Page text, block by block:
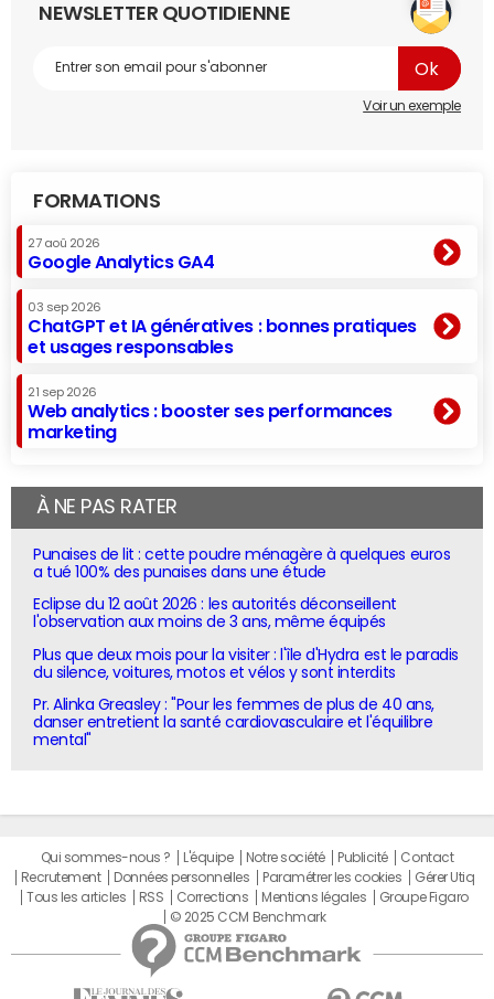
NEWSLETTER QUOTIDIENNE
Voir un exemple
FORMATIONS
27 aoû 2026
Google Analytics GA4
03 sep 2026
ChatGPT et IA génératives : bonnes pratiques
et usages responsables
21 sep 2026
Web analytics : booster ses performances
marketing
À NE PAS RATER
Punaises de lit : cette poudre ménagère à quelques euros
a tué 100% des punaises dans une étude
Eclipse du 12 août 2026 : les autorités déconseillent
l'observation aux moins de 3 ans, même équipés
Plus que deux mois pour la visiter : l'île d'Hydra est le paradis
du silence, voitures, motos et vélos y sont interdits
Pr. Alinka Greasley : "Pour les femmes de plus de 40 ans,
danser entretient la santé cardiovasculaire et l'équilibre
mental"
Qui sommes-nous ? L'équipe Notre société Publicité
Contact
Recrutement
Données personnelles Paramétrer les cookies
Gérer Utiq
Tous les articles
RSS Corrections Mentions légales
Groupe Figaro
© 2025 CCM Benchmark